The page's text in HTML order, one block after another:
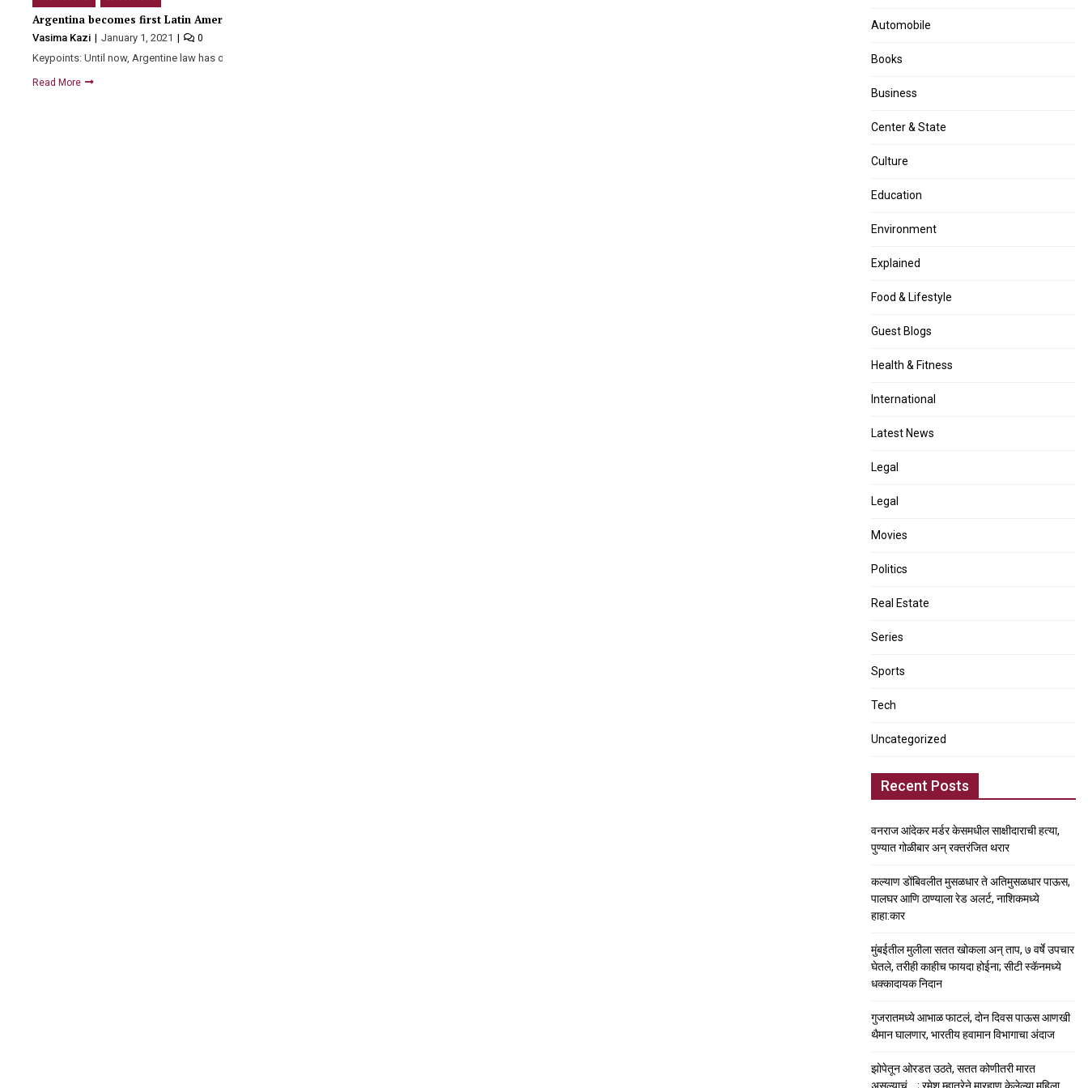
Argentina becomes first Latin America to legalise abortion.
Vasima Kazi January 1, 2021 0
Keypoints: Until now, Argentine law has only allowed abortion when…
Read More
Automobile
Books
Business
Center & State
Culture
Education
Environment
Explained
Food & Lifestyle
Guest Blogs
Health & Fitness
International
Latest News
Legal
Legal
Movies
Politics
Real Estate
Series
Sports
Tech
Uncategorized
Recent Posts
वनराज आंदेकर मर्डर केसमधील साक्षीदाराची हत्या,
पुण्यात गोळीबार अन् रक्तरंजित थरार
कल्याण डोंबिवलीत मुसळधार ते अतिमुसळधार पाऊस,
पालघर आणि ठाण्याला रेड अलर्ट, नाशिकमध्ये
हाहा:कार
मुंबईतील मुलीला सतत खोकला अन् ताप, ७ वर्षे उपचार
घेतले, तरीही काहीच फायदा होईना; सीटी स्कॅनमध्ये
धक्कादायक निदान
गुजरातमध्ये आभाळ फाटलं, दोन दिवस पाऊस आणखी
थैमान घालणार, भारतीय हवामान विभागाचा अंदाज
झोपेतून ओरडत उठते, सतत कोणीतरी मारत